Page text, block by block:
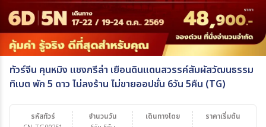
ทัวร์จีน คุนหมิง แชงกรีล่า เยือนดินแดนสวรรค์สัมผัสวัฒนธรรม
ทิเบต พัก 5 ดาว ไม่ลงร้าน ไม่ขายออปชั่น 6วัน 5คืน (TG)
รหัสทัวร์ จำนวนวัน ราคาเริ่มต้น
เดินทางโดย